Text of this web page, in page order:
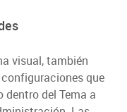
visual, también
que
dentro del Tema a